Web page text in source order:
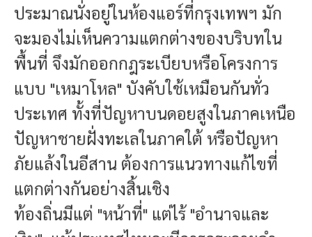
ประมาณนั่งอยู่ในห้องแอร์ที่กรุงเทพฯ มัก
จะมองไม่เห็นความแตกต่างของบริบทใน
พื้นที่ จึงมักออกกฎระเบียบหรือโครงการ
แบบ "เหมาโหล" บังคับใช้เหมือนกันทั่ว
ประเทศ ทั้งที่ปัญหาบนดอยสูงในภาคเหนือ
ปัญหาชายฝั่งทะเลในภาคใต้ หรือปัญหา
ภัยแล้งในอีสาน ต้องการแนวทางแก้ไขที่
แตกต่างกันอย่างสิ้นเชิง
ท้องถิ่นมีแต่ "หน้าที่" แต่ไร้ "อำนาจและ